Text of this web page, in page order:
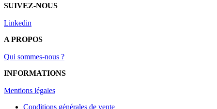
SUIVEZ-NOUS
Linkedin
A PROPOS
Qui sommes-nous ?
INFORMATIONS
Mentions légales
Conditions générales de vente